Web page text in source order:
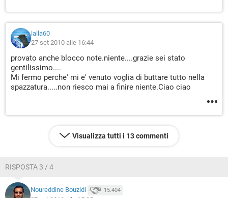
lalla60
27 set 2010 alle 16:44
provato anche blocco note.niente....grazie sei stato
gentilissimo....
Mi fermo perche' mi e' venuto voglia di buttare tutto nella
spazzatura.....non riesco mai a finire niente.Ciao ciao
Visualizza tutti i 13 commenti
RISPOSTA 3 / 4
Noureddine Bouzidi 15.404